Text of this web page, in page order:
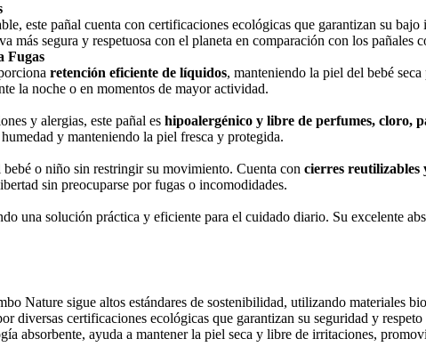
este pañal cuenta con certificaciones ecológicas que garantizan su
más segura y respetuosa con el planeta en comparación con los pañales
Fugas
retención eficiente de líquidos, manteniendo la piel del bebé
la noche o en momentos de mayor actividad.
y alergias, este pañal es hipoalergénico y libre de perfumes, cloro,
y manteniendo la piel fresca y protegida.
o niño sin restringir su movimiento. Cuenta con cierres reutilizables
sin preocuparse por fugas o incomodidades.
una solución práctica y eficiente para el cuidado diario. Su excelente
Nature sigue altos estándares de sostenibilidad, utilizando materiales
diversas certificaciones ecológicas que garantizan su seguridad y
absorbente, ayuda a mantener la piel seca y libre de irritaciones,